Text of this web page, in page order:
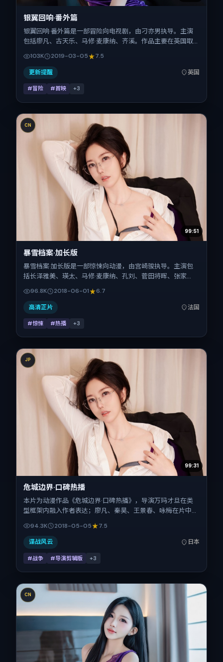
银翼回响·番外篇
银翼回响·番外篇是一部冒险向电视剧，由刁亦男执导。主演
包括廖凡、古天乐、马修·麦康纳、齐溪。作品主要在英国取
03-05，正片时长117分钟。
103K 2019-03-05 7.5
更新提醒 英国
#冒险 #首映 +3
CN
99:51
暴雪档案·加长版
暴雪档案·加长版是一部惊悚向动漫，由宫崎骏执导。主演包
括长泽雅美、瑛太、马修·麦康纳、孔刘、菅田将晖、张家
面，首映日期 2018-06-01，正片时长112分钟。
96.8K 2018-06-01 6.7
高清正片 法国
#惊悚 #热播 +3
JP
99:31
危城边界·口碑热播
本片为动漫作品《危城边界·口碑热播》，导演万玛才旦在类
型框架内融入作者表达；廖凡、秦昊、王景春、咏梅在片中承
担多重关系线。故事类型为战争，主拍摄地与出品背景为日
本。上映时间 2018年5月5日（公映登记日 2018-05-05），
全片161分钟，节奏张弛有度。
94.3K 2018-05-05 7.5
谍战风云 日本
#战争 #导演剪辑版 +3
CN